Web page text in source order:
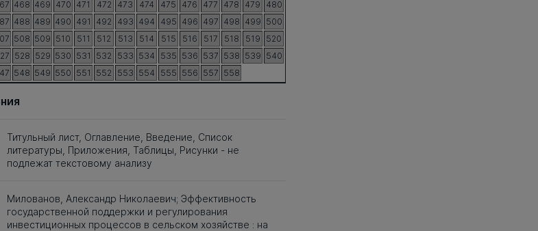
468 469 470 471 472 473 474 475 476 477 478 479
480
488 489 490 491 492 493 494 495 496 497 498 499 500
508 509 510 511 512 513 514 515 516 517 518 519
520
528 529 530 531 532 533 534 535 536 537 538 539 540
548 549 550 551 552 553 554 555 556 557 558
Титульный лист, Оглавление, Введение, Список
литературы, Приложения, Таблицы, Рисунки - не
подлежат текстовому анализу
Милованов, Александр Николаевич; Эффективность
государственной поддержки и регулирования
инвестиционных процессов в сельском хозяйстве : на